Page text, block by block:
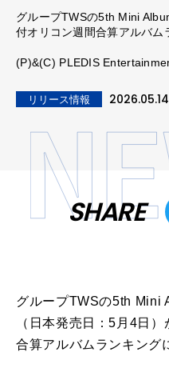
グループTWSの5th Mini
付オリコン週間合算アルバム
(P)&(C) PLEDIS
リリース情報 2026.05.14
SHARE
グループTWSの5th Mini
（日本発売日：5月4日
合算アルバムランキング